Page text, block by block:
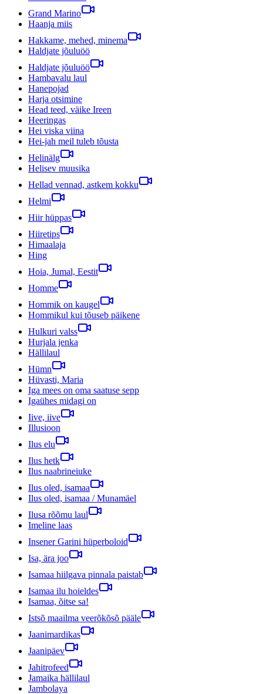
Grand Marino
Haanja miis
Hakkame, mehed, minema
Haldjate jõuluöö
Haldjate jõuluöö
Hambavalu laul
Hanepojad
Harja otsimine
Head teed, väike Ireen
Heeringas
Hei viska viina
Hei-jah meil tuleb tõusta
Helinälg
Helisev muusika
Hellad vennad, astkem kokku
Helmi
Hiir hüppas
Hiiretips
Himaalaja
Hing
Hoia, Jumal, Eestit
Homme
Hommik on kaugel
Hommikul kui tõuseb päikene
Hulkuri valss
Hurjala jenka
Hällilaul
Hümn
Hüvasti, Maria
Iga mees on oma saatuse sepp
Igaühes midagi on
Iive, iive
Illusioon
Ilus elu
Ilus hetk
Ilus naabrineiuke
Ilus oled, isamaa
Ilus oled, isamaa / Munamäel
Ilusa rõõmu laul
Imeline laas
Insener Garini hüperboloid
Isa, ära joo
Isamaa hiilgava pinnala paistab
Isamaa ilu hoieldes
Isamaa, õitse sa!
Istsõ maailma veerõkõsõ pääle
Jaanimardikas
Jaanipäev
Jahitrofeed
Jamaika hällilaul
Jambolaya